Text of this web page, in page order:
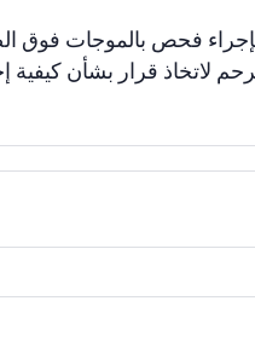
فحص بالموجات فوق
لاتخاذ قرار بشأن كيفية